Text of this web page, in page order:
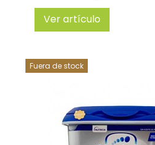
Ver artículo
Fuera de stock